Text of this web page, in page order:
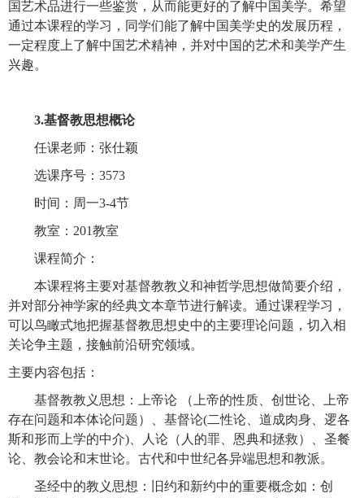
国艺术品进行一些鉴赏，从而能更好的了解中国美学。希望
通过本课程的学习，同学们能了解中国美学史的发展历程，
一定程度上了解中国艺术精神，并对中国的艺术和美学产生
兴趣。
3.基督教思想概论
任课老师：张仕颖
选课序号：3573
时间：周一3-4节
教室：201教室
课程简介：
本课程将主要对基督教教义和神哲学思想做简要介绍，
并对部分神学家的经典文本章节进行解读。通过课程学习，
可以鸟瞰式地把握基督教思想史中的主要理论问题，切入相
关论争主题，接触前沿研究领域。
主要内容包括：
基督教教义思想：上帝论 （上帝的性质、创世论、上帝
存在问题和本体论问题）、基督论(二性论、道成肉身、逻各
斯和形而上学的中介)、人论（人的罪、恩典和拯救）、圣餐
论、教会论和末世论。古代和中世纪各异端思想和教派。
圣经中的教义思想：旧约和新约中的重要概念如：创